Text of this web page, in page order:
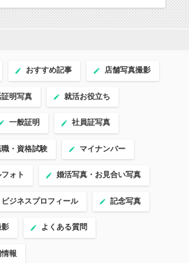
おすすめ記事 店舗写真撮影
明写真 就活お役立ち
一般証明 社員証写真
職・資格試験 マイナンバー
ォト 婚活写真・お見合い写真
ビジネスプロフィール 記念写真
よくある質問
報